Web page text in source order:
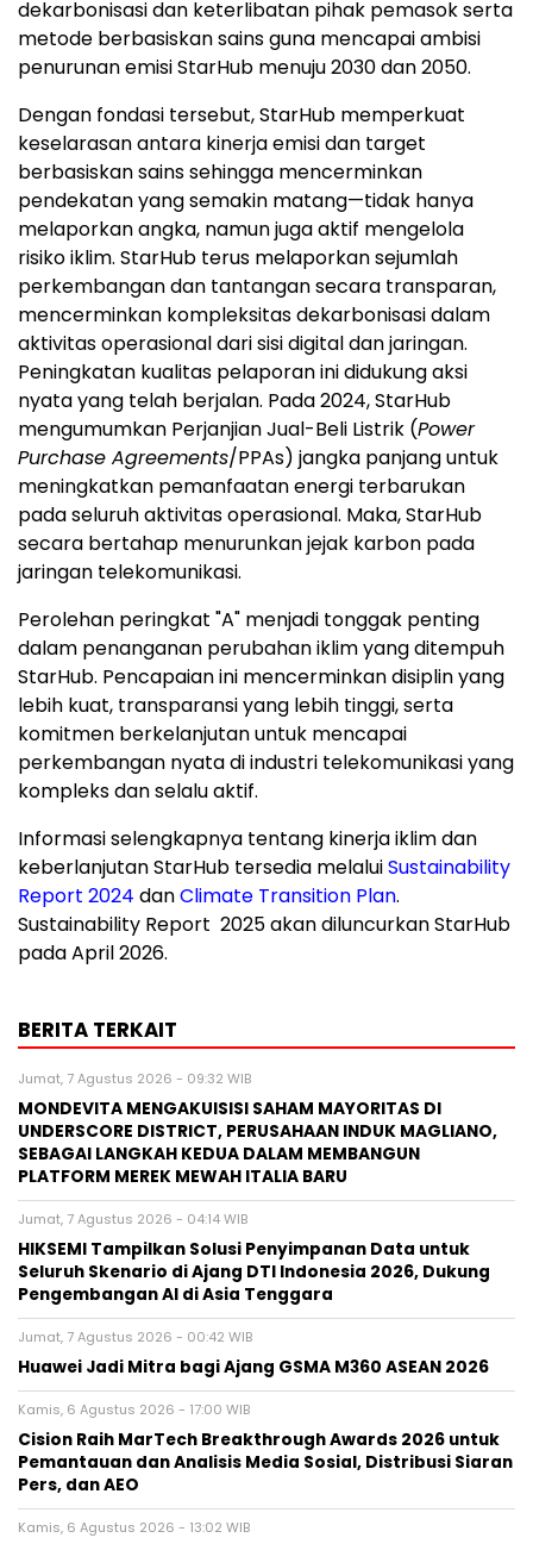
dekarbonisasi dan keterlibatan pihak pemasok serta
metode berbasiskan sains guna mencapai ambisi
penurunan emisi StarHub menuju 2030 dan 2050.
Dengan fondasi tersebut, StarHub memperkuat
keselarasan antara kinerja emisi dan target
berbasiskan sains sehingga mencerminkan
pendekatan yang semakin matang—tidak hanya
melaporkan angka, namun juga aktif mengelola
risiko iklim. StarHub terus melaporkan sejumlah
perkembangan dan tantangan secara transparan,
mencerminkan kompleksitas dekarbonisasi dalam
aktivitas operasional dari sisi digital dan jaringan.
Peningkatan kualitas pelaporan ini didukung aksi
nyata yang telah berjalan. Pada 2024, StarHub
mengumumkan Perjanjian Jual-Beli Listrik (Power
Purchase Agreements/PPAs) jangka panjang untuk
meningkatkan pemanfaatan energi terbarukan
pada seluruh aktivitas operasional. Maka, StarHub
secara bertahap menurunkan jejak karbon pada
jaringan telekomunikasi.
Perolehan peringkat "A" menjadi tonggak penting
dalam penanganan perubahan iklim yang ditempuh
StarHub. Pencapaian ini mencerminkan disiplin yang
lebih kuat, transparansi yang lebih tinggi, serta
komitmen berkelanjutan untuk mencapai
perkembangan nyata di industri telekomunikasi yang
kompleks dan selalu aktif.
Informasi selengkapnya tentang kinerja iklim dan
keberlanjutan StarHub tersedia melaluiSustainability
Report 2024 danClimate Transition Plan.
Sustainability Report 2025 akan diluncurkan StarHub
pada April 2026.
BERITA TERKAIT
Jumat, 7 Agustus 2026 - 09:32 WIB
MONDEVITA MENGAKUISISI SAHAM MAYORITAS DI
UNDERSCORE DISTRICT, PERUSAHAAN INDUK MAGLIANO,
SEBAGAI LANGKAH KEDUA DALAM MEMBANGUN
PLATFORM MEREK MEWAH ITALIA BARU
Jumat, 7 Agustus 2026 - 04:14 WIB
HIKSEMI Tampilkan Solusi Penyimpanan Data untuk
Seluruh Skenario di Ajang DTI Indonesia 2026, Dukung
Pengembangan AI di Asia Tenggara
Jumat, 7 Agustus 2026 - 00:42 WIB
Huawei Jadi Mitra bagi Ajang GSMA M360 ASEAN 2026
Kamis, 6 Agustus 2026 - 17:00 WIB
Cision Raih MarTech Breakthrough Awards 2026 untuk
Pemantauan dan Analisis Media Sosial, Distribusi Siaran
Pers, dan AEO
Kamis, 6 Agustus 2026 - 13:02 WIB